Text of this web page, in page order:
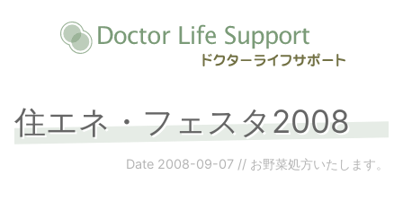
住エネ・フェスタ2008
Date 2008-09-07 // お野菜処方いたします。